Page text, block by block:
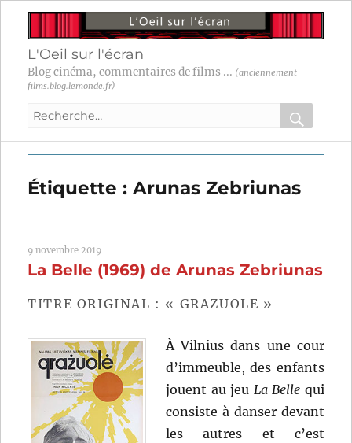
L'Oeil sur l'écran
Blog cinéma, commentaires de films ... (anciennement
films.blog.lemonde.fr)
Recherche
:
OK
Étiquette :Arunas Zebriunas
9 novembre 2019
La Belle (1969) de Arunas Zebriunas
TITRE ORIGINAL : « GRAZUOLE »
À Vilnius dans une cour
d’immeuble, des enfants
jouent au jeu La Belle qui
consiste à danser devant
les autres et c’est